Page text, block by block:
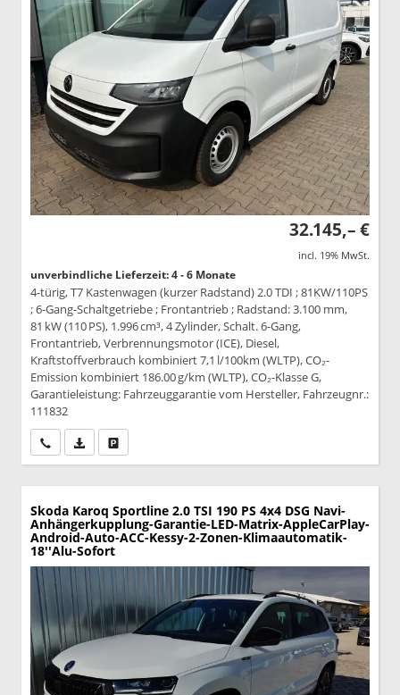
32.145,– €
incl. 19% MwSt.
unverbindliche Lieferzeit: 4 - 6 Monate
4-türig, T7 Kastenwagen (kurzer Radstand) 2.0 TDI ; 81KW/110PS
; 6-Gang-Schaltgetriebe ; Frontantrieb ; Radstand: 3.100 mm,
81 kW (110 PS), 1.996 cm³, 4 Zylinder, Schalt. 6-Gang,
Frontantrieb, Verbrennungsmotor (ICE), Diesel,
Kraftstoffverbrauch kombiniert 7,1 l/100km (WLTP), CO₂-
Emission kombiniert 186.00 g/km (WLTP), CO₂-Klasse G,
Garantieleistung: Fahrzeuggarantie vom Hersteller, Fahrzeugnr.:
111832
Wir rufen Sie anPDF-Datei, Fahrzeugexposé drucken
Skoda Karoq Sportline 2.0 TSI 190 PS 4x4 DSG Navi-
Anhängerkupplung-Garantie-LED-Matrix-AppleCarPlay-
Android-Auto-ACC-Kessy-2-Zonen-Klimaautomatik-
18''Alu-Sofort